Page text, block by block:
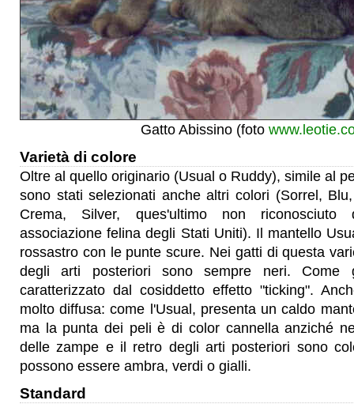
Gatto Abissino (foto
Varietà di colore
Oltre al quello originario (Usual o Ruddy), simile al
sono stati selezionati anche altri colori (Sorrel,
Crema, Silver, ques'ultimo non riconosciuto
associazione felina degli Stati Uniti). Il mantello
rossastro con le punte scure. Nei gatti di questa
degli arti posteriori sono sempre neri.
caratterizzato dal cosiddetto effetto "ticking".
molto diffusa: come l'Usual, presenta un caldo
ma la punta dei peli è di color cannella anziché
delle zampe e il retro degli arti posteriori sono
possono essere ambra, verdi o gialli.
Standard